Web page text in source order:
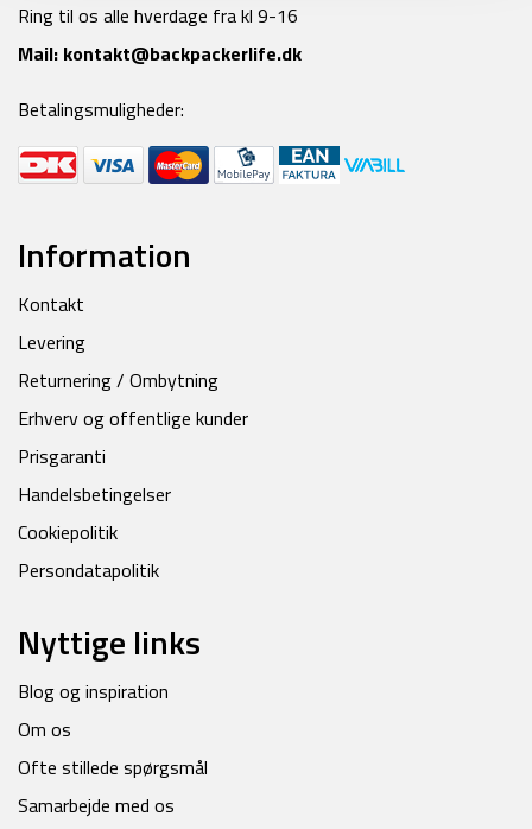
Ring til os alle hverdage fra kl 9-16
Mail: kontakt@backpackerlife.dk
Betalingsmuligheder:
Information
Kontakt
Levering
Returnering / Ombytning
Erhverv og offentlige kunder
Prisgaranti
Handelsbetingelser
Cookiepolitik
Persondatapolitik
Nyttige links
Blog og inspiration
Om os
Ofte stillede spørgsmål
Samarbejde med os